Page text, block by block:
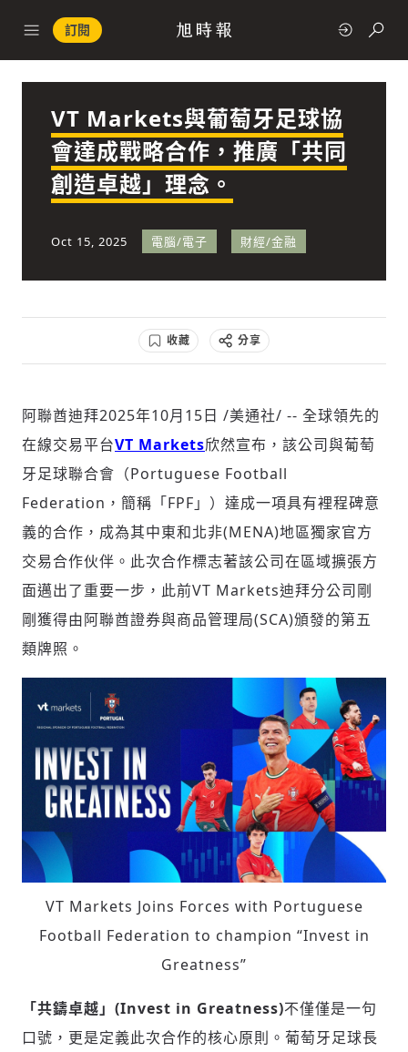
訂閱
快速連結
政治
經濟
科技
社會
VT Markets與葡萄牙足球協
會達成戰略合作，推廣「共同
創造卓越」理念。
Oct 15, 2025 電腦/電子 財經/金融
收藏 分享
阿聯酋迪拜2025年10月15日 /美通社/ -- 全球領先的
在線交易平台VT Markets欣然宣布，該公司與葡萄
牙足球聯合會 （Portuguese Football
Federation，簡稱「FPF」）達成一項具有裡程碑意
義的合作，成為其中東和北非(MENA)地區獨家官方
交易合作伙伴。此次合作標志著該公司在區域擴張方
面邁出了重要一步，此前VT Markets迪拜分公司剛
剛獲得由阿聯酋證券與商品管理局(SCA)頒發的第五
類牌照。
VT Markets Joins Forces with Portuguese
Football Federation to champion “Invest in
Greatness”
「共鑄卓越」(Invest in Greatness)不僅僅是一句
口號，更是定義此次合作的核心原則。葡萄牙足球長